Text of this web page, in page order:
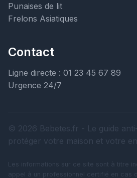
Punaises de lit
Frelons Asiatiques
Contact
Ligne directe : 01 23 45 67 89
Urgence 24/7
© 2026 Bebetes.fr - Le guide
protéger votre maison et votre
Les informations sur ce site sont à titre
appel à un professionnel certifié en cas